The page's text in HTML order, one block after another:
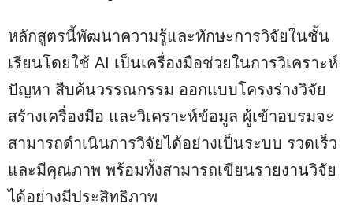
หลักสูตรนี้พัฒนาความรู้และทักษะการวิจัยในชั้น
เรียนโดยใช้ AI เป็นเครื่องมือช่วยในการวิเคราะห์
ปัญหา สืบค้นวรรณกรรม ออกแบบโครงร่างวิจัย
สร้างเครื่องมือ และวิเคราะห์ข้อมูล ผู้เข้าอบรมจะ
สามารถดำเนินการวิจัยได้อย่างเป็นระบบ รวดเร็ว
และมีคุณภาพ พร้อมทั้งสามารถเขียนรายงานวิจัย
ได้อย่างมีประสิทธิภาพ